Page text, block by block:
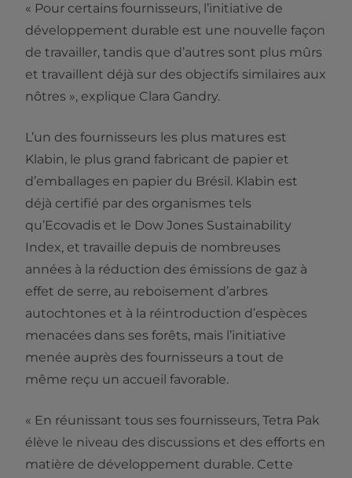
« Pour certains fournisseurs, l’initiative de
développement durable est une nouvelle façon
de travailler, tandis que d’autres sont plus mûrs
et travaillent déjà sur des objectifs similaires aux
nôtres », explique Clara Gandry.
L’un des fournisseurs les plus matures est
Klabin, le plus grand fabricant de papier et
d’emballages en papier du Brésil. Klabin est
déjà certifié par des organismes tels
qu’Ecovadis et le Dow Jones Sustainability
Index, et travaille depuis de nombreuses
années à la réduction des émissions de gaz à
effet de serre, au reboisement d’arbres
autochtones et à la réintroduction d’espèces
menacées dans ses forêts, mais l’initiative
menée auprès des fournisseurs a tout de
même reçu un accueil favorable.
« En réunissant tous ses fournisseurs, Tetra Pak
élève le niveau des discussions et des efforts en
matière de développement durable. Cette